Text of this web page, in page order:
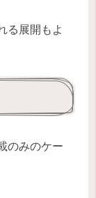
る展開もよ
のみのケー